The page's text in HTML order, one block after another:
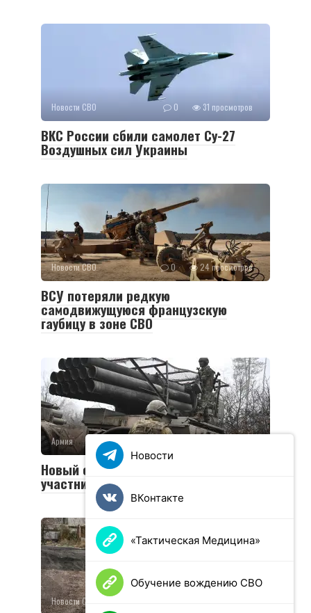
Новости СВО 0 31 просмотров
ВКС России сбили самолет Су-27
Воздушных сил Украины
Новости СВО 0 24 просмотров
ВСУ потеряли редкую
самодвижущуюся французскую
гаубицу в зоне СВО
Армия
Новый социальный контракт для
участников СВО
Новости СВО
Новости
ВКонтакте
«Тактическая Медицина»
Обучение вождению СВО